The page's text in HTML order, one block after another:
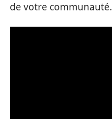
de votre communauté.